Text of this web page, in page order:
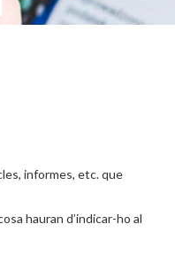
informes, etc. que
hauran d’indicar-ho al